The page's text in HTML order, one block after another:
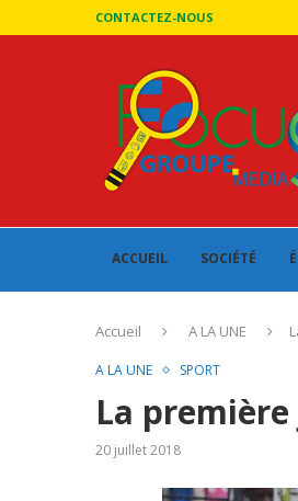
CONTACTEZ-NOUS
ACCUEIL SOCIÉTÉ
Accueil A LA UNE
A LA UNE SPORT
La
20 juillet 2018